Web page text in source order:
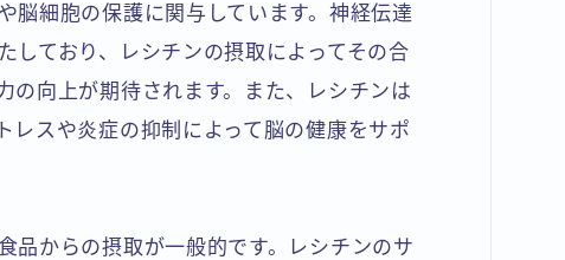
脳細胞の保護に関与しています。神経伝達
しており、レシチンの摂取によってその合
の向上が期待されます。また、レシチンは
レスや炎症の抑制によって脳の健康をサポ
品からの摂取が一般的です。レシチンのサ